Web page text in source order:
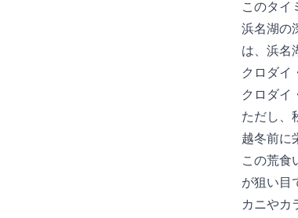
このタイ
浜名湖の
は、浜名
クロダイ
クロダイ
ただし、
越冬前に
この荒食
が狙い目
カニやカ